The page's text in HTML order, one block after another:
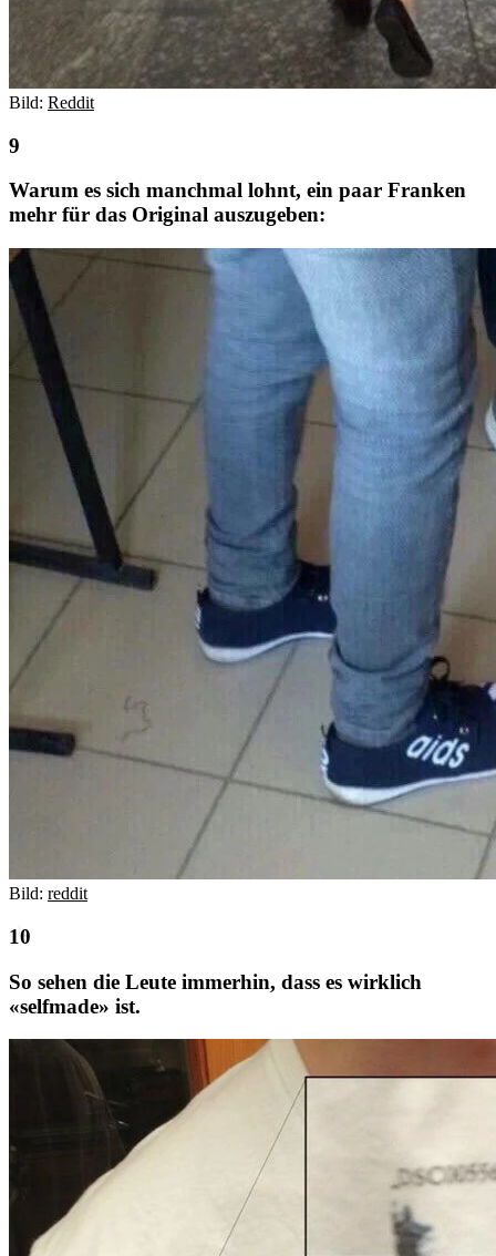
Bild: Reddit
Warum es sich manchmal lohnt, ein paar Franken
mehr für das Original auszugeben:
Bild: reddit
So sehen die Leute immerhin, dass es wirklich
«selfmade» ist.